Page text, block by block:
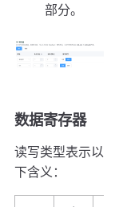
部分。
数据寄存器
读写类型表示以
下含义：